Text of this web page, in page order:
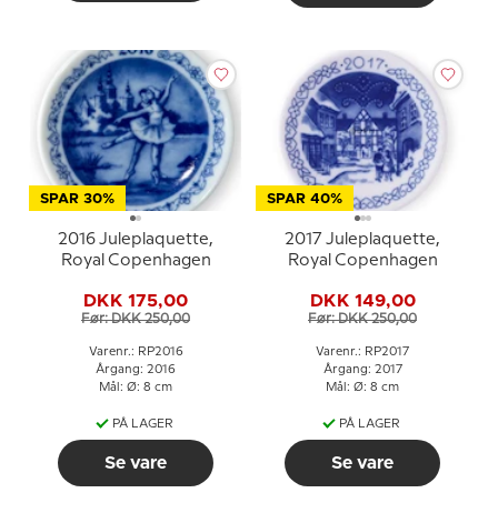
SPAR 30%
2016 Juleplaquette,
Royal Copenhagen
DKK 175,00
Før: DKK 250,00
Varenr.: RP2016
Årgang: 2016
Mål: Ø: 8 cm
PÅ LAGER
Se vare
SPAR 40%
2017 Juleplaquette,
Royal Copenhagen
DKK 149,00
Før: DKK 250,00
Varenr.: RP2017
Årgang: 2017
Mål: Ø: 8 cm
PÅ LAGER
Se vare